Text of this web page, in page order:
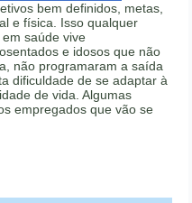
bem definidos, metas,
e física. Isso qualquer
saúde vive
e idosos que não
não programaram a saída
dificuldade de se adaptar à
de vida. Algumas
empregados que vão se